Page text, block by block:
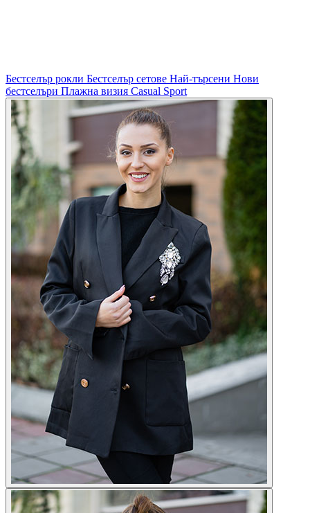
Бестселър рокли Бестселър сетове Най-търсени Нови
бестселъри Плажна визия Casual Sport